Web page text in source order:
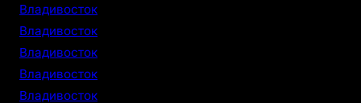
Владивосток
Владивосток
Владивосток
Владивосток
Владивосток